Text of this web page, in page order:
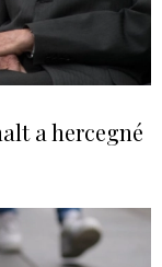
a hercegné